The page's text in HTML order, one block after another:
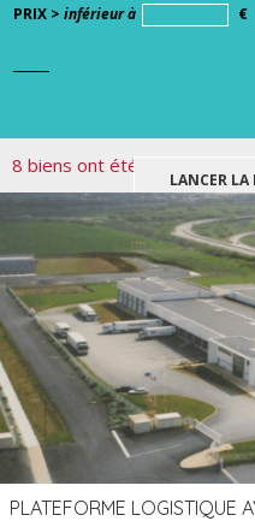
PRIX > inférieur à €
8 biens ont été trouvés pour